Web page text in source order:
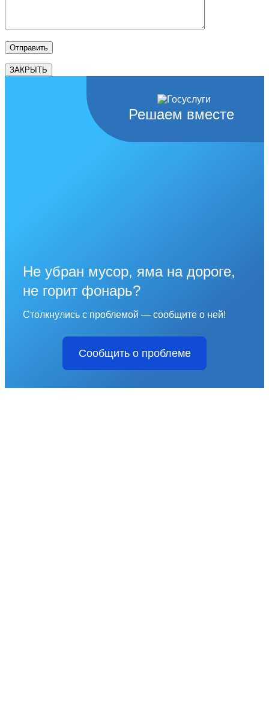
ЗАКРЫТЬ
Решаем вместе
Не убран мусор, яма на дороге,
не горит фонарь?
Столкнулись с проблемой — сообщите о ней!
Сообщить о проблеме